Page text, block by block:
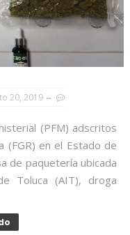
20, 2019
(PFM) adscritos
(FGR) en el Estado de
de paquetería ubicada
Toluca (AIT), droga